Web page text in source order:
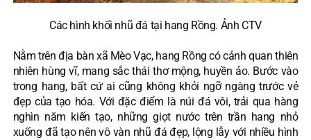
Các hình khối nhũ đá tại hang Rồng. Ảnh CTV
Nằm trên địa bàn xã Mèo Vạc, hang Rồng có cảnh quan thiên
nhiên hùng vĩ, mang sắc thái thơ mộng, huyền ảo. Bước vào
trong hang, bất cứ ai cũng không khỏi ngỡ ngàng trước vẻ
đẹp của tạo hóa. Với đặc điểm là núi đá vôi, trải qua hàng
nghìn năm kiến tạo, những giọt nước trên trần hang nhỏ
xuống đã tạo nên vô vàn nhũ đá đẹp, lộng lẫy với nhiều hình